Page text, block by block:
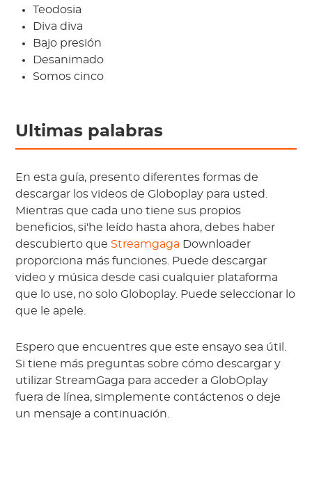
Teodosia
Diva diva
Bajo presión
Desanimado
Somos cinco
Ultimas palabras
En esta guía, presento diferentes formas de
descargar los videos de Globoplay para usted.
Mientras que cada uno tiene sus propios
beneficios, si'he leído hasta ahora, debes haber
descubierto que Streamgaga Downloader
proporciona más funciones. Puede descargar
video y música desde casi cualquier plataforma
que lo use, no solo Globoplay. Puede seleccionar lo
que le apele.
Espero que encuentres que este ensayo sea útil.
Si tiene más preguntas sobre cómo descargar y
utilizar StreamGaga para acceder a GlobOplay
fuera de línea, simplemente contáctenos o deje
un mensaje a continuación.